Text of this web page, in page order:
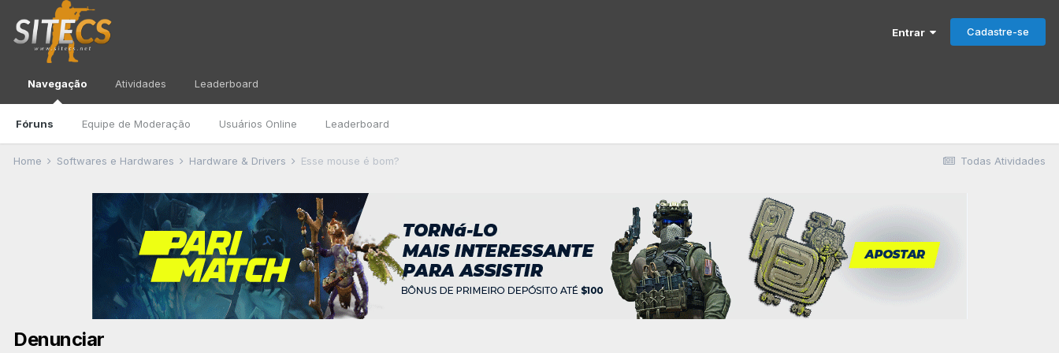
Entrar Cadastre-se
Navegação
Fóruns Equipe de Moderação Usuários Online Leaderboard
Atividades Leaderboard
Todas Atividades
Home Softwares e Hardwares Hardware & Drivers Esse mouse é bom?
Denunciar